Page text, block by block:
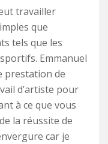
travailler
que
tels que les
Emmanuel
prestation de
d’artiste pour
à ce que vous
la réussite de
car je